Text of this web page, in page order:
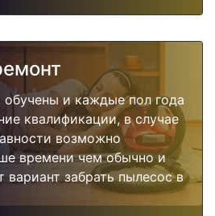
и каждые пол года
квалификации, в случае
возможно
времени чем обычно и
забрать пылесос в